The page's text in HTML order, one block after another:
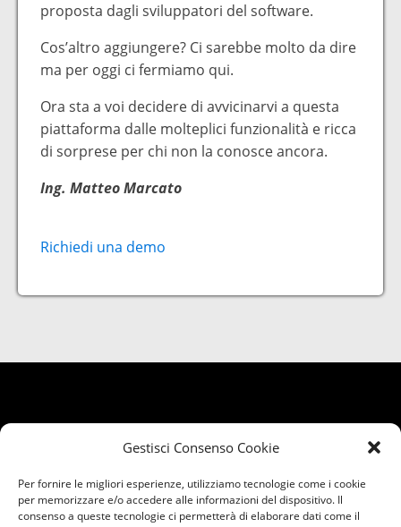
Gestisci Consenso Cookie
Per fornire le migliori esperienze, utilizziamo tecnologie come i cookie
per memorizzare e/o accedere alle informazioni del dispositivo. Il
consenso a queste tecnologie ci permetterà di elaborare dati come il
proposta dagli sviluppatori del software.
Cos’altro aggiungere? Ci sarebbe molto da dire
ma per oggi ci fermiamo qui.
Ora sta a voi decidere di avvicinarvi a questa
piattaforma dalle molteplici funzionalità e ricca
di sorprese per chi non la conosce ancora.
Ing. Matteo Marcato
Richiedi una demo